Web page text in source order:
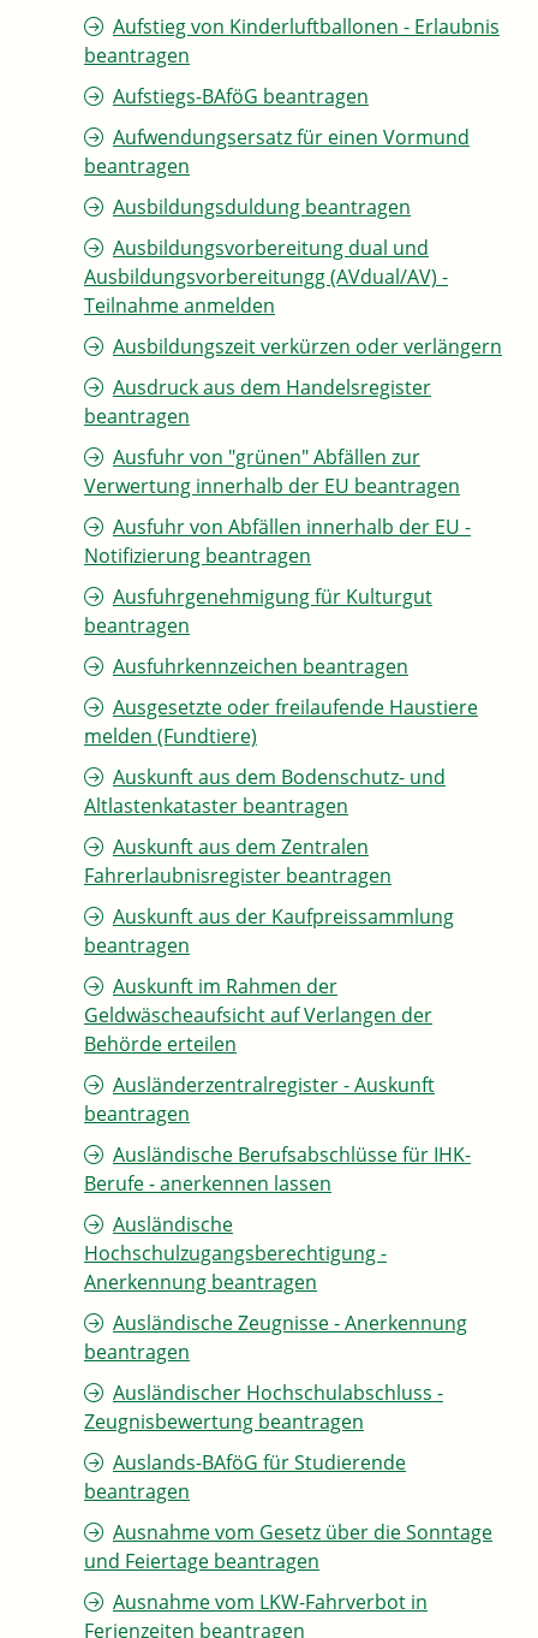
Aufstieg von Kinderluftballonen - Erlaubnis
beantragen
Aufstiegs-BAföG beantragen
Aufwendungsersatz für einen Vormund
beantragen
Ausbildungsduldung beantragen
Ausbildungsvorbereitung dual und
Ausbildungsvorbereitungg (AVdual/AV) -
Teilnahme anmelden
Ausbildungszeit verkürzen oder verlängern
Ausdruck aus dem Handelsregister
beantragen
Ausfuhr von "grünen" Abfällen zur
Verwertung innerhalb der EU beantragen
Ausfuhr von Abfällen innerhalb der EU -
Notifizierung beantragen
Ausfuhrgenehmigung für Kulturgut
beantragen
Ausfuhrkennzeichen beantragen
Ausgesetzte oder freilaufende Haustiere
melden (Fundtiere)
Auskunft aus dem Bodenschutz- und
Altlastenkataster beantragen
Auskunft aus dem Zentralen
Fahrerlaubnisregister beantragen
Auskunft aus der Kaufpreissammlung
beantragen
Auskunft im Rahmen der
Geldwäscheaufsicht auf Verlangen der
Behörde erteilen
Ausländerzentralregister - Auskunft
beantragen
Ausländische Berufsabschlüsse für IHK-
Berufe - anerkennen lassen
Ausländische
Hochschulzugangsberechtigung -
Anerkennung beantragen
Ausländische Zeugnisse - Anerkennung
beantragen
Ausländischer Hochschulabschluss -
Zeugnisbewertung beantragen
Auslands-BAföG für Studierende
beantragen
Ausnahme vom Gesetz über die Sonntage
und Feiertage beantragen
Ausnahme vom LKW-Fahrverbot in
Ferienzeiten beantragen